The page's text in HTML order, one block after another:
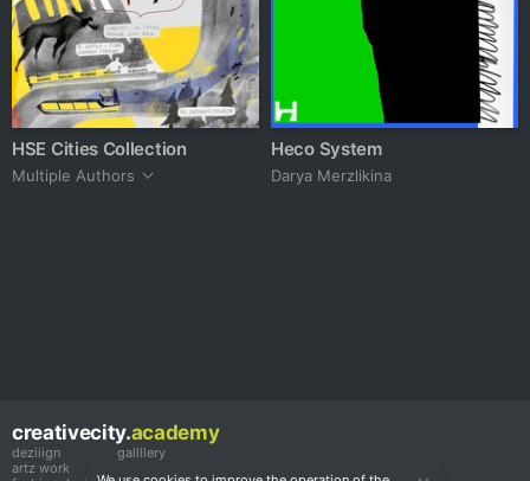
HSE Cities Collection
Multiple Authors
Heco System
Darya Merzlikina
creativecity.academy
deziiign
artz work
gallllery